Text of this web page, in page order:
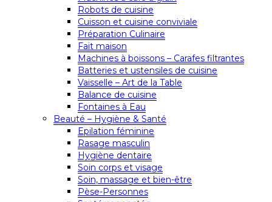
Robots de cuisine
Cuisson et cuisine conviviale
Préparation Culinaire
Fait maison
Machines à boissons – Carafes filtrantes
Batteries et ustensiles de cuisine
Vaisselle – Art de la Table
Balance de cuisine
Fontaines à Eau
Beauté – Hygiène & Santé
Epilation féminine
Rasage masculin
Hygiène dentaire
Soin corps et visage
Soin, massage et bien-être
Pèse-Personnes